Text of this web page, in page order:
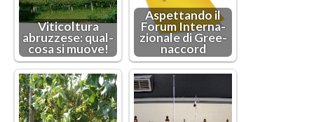
Vi­ti­col­tu­ra
abruz­ze­se: qual­
co­sa si muove!
Aspet­tan­do il
Forum In­ter­na­
zio­na­le di Gree­
nac­cord